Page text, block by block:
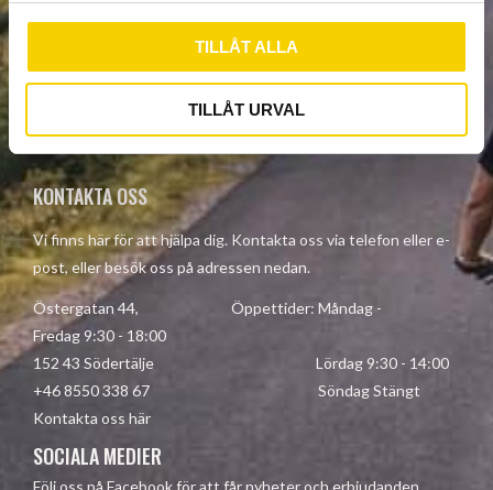
l
TILLÅT ALLA
TILLÅT URVAL
PRENUMERERA
Dina personuppgifter behandlas i enlighet med vår
integritetspolicy.
KONTAKTA OSS
Vi finns här för att hjälpa dig. Kontakta oss via telefon eller e-
post, eller besök oss på adressen nedan.
Östergatan 44, Öppettider: Måndag -
Fredag 9:30 - 18:00
152 43 Södertälje Lördag 9:30 - 14:00
+46 8550 338 67 Söndag Stängt
Kontakta oss här
SOCIALA MEDIER